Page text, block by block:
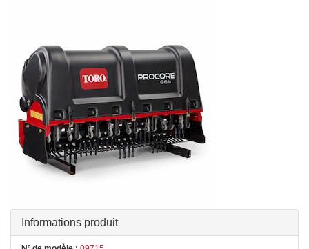
Informations produit